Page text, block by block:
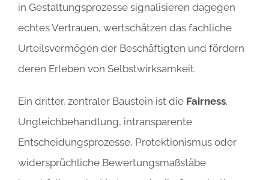
in Gestaltungsprozesse signalisieren dagegen
echtes Vertrauen, wertschätzen das fachliche
Urteilsvermögen der Beschäftigten und fördern
deren Erleben von Selbstwirksamkeit.
Ein dritter, zentraler Baustein ist die Fairness.
Ungleichbehandlung, intransparente
Entscheidungsprozesse, Protektionismus oder
widersprüchliche Bewertungsmaßstäbe